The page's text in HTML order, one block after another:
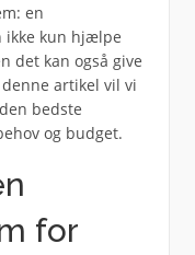
en
ikke kun hjælpe
det kan også give
artikel vil vi
bedste
og budget.
for